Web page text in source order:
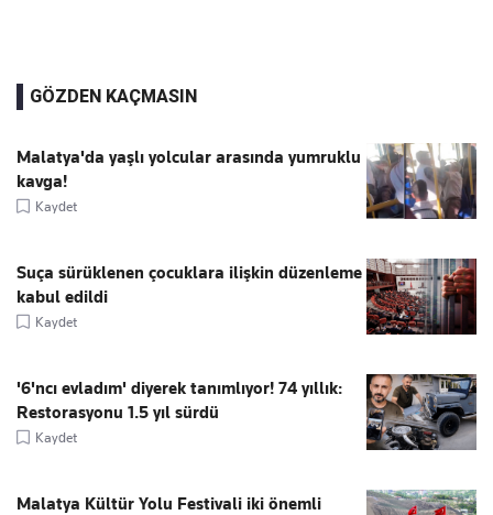
GÖZDEN KAÇMASIN
Malatya'da yaşlı yolcular arasında yumruklu
kavga!
Kaydet
Suça sürüklenen çocuklara ilişkin düzenleme
kabul edildi
Kaydet
'6'ncı evladım' diyerek tanımlıyor! 74 yıllık:
Restorasyonu 1.5 yıl sürdü
Kaydet
Malatya Kültür Yolu Festivali iki önemli